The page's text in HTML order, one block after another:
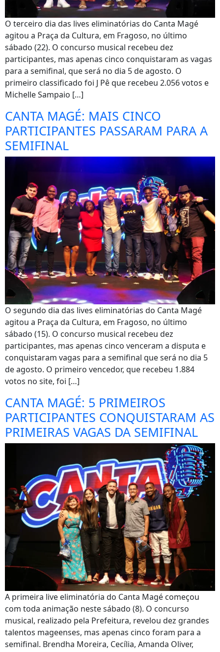
O terceiro dia das lives eliminatórias do Canta Magé
agitou a Praça da Cultura, em Fragoso, no último
sábado (22). O concurso musical recebeu dez
participantes, mas apenas cinco conquistaram as vagas
para a semifinal, que será no dia 5 de agosto. O
primeiro classificado foi J Pê que recebeu 2.056 votos e
Michelle Sampaio […]
CANTA MAGÉ: MAIS CINCO
PARTICIPANTES PASSARAM PARA A
SEMIFINAL
O segundo dia das lives eliminatórias do Canta Magé
agitou a Praça da Cultura, em Fragoso, no último
sábado (15). O concurso musical recebeu dez
participantes, mas apenas cinco venceram a disputa e
conquistaram vagas para a semifinal que será no dia 5
de agosto. O primeiro vencedor, que recebeu 1.884
votos no site, foi […]
CANTA MAGÉ: 5 PRIMEIROS
PARTICIPANTES CONQUISTARAM AS
PRIMEIRAS VAGAS DA SEMIFINAL
A primeira live eliminatória do Canta Magé começou
com toda animação neste sábado (8). O concurso
musical, realizado pela Prefeitura, revelou dez grandes
talentos mageenses, mas apenas cinco foram para a
semifinal. Brendha Moreira, Cecília, Amanda Oliver,